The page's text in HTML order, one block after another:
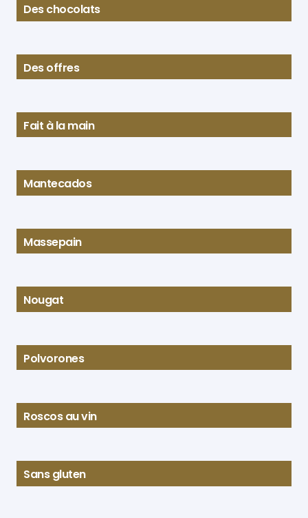
Des chocolats
Des offres
Fait à la main
Mantecados
Massepain
Nougat
Polvorones
Roscos au vin
Sans gluten